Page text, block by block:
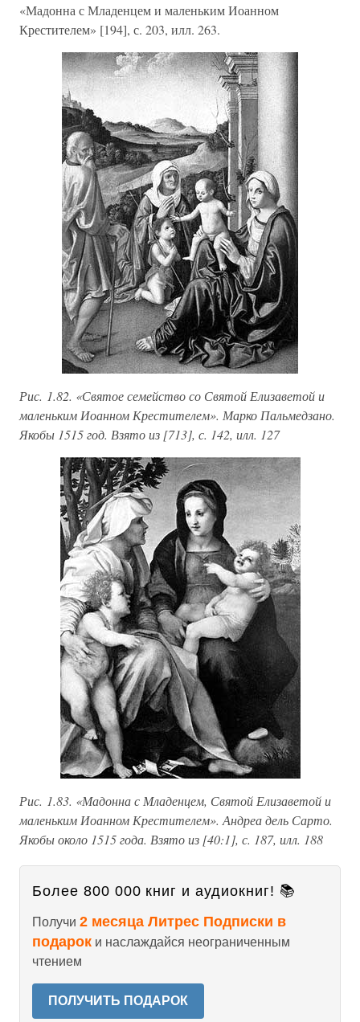
«Мадонна с Младенцем и маленьким Иоанном
Крестителем» [194], с. 203, илл. 263.
Рис. 1.82. «Святое семейство со Святой Елизаветой и
маленьким Иоанном Крестителем». Марко Пальмедзано.
Якобы 1515 год. Взято из [713], с. 142, илл. 127
Рис. 1.83. «Мадонна с Младенцем, Святой Елизаветой и
маленьким Иоанном Крестителем». Андреа дель Сарто.
Якобы около 1515 года. Взято из [40:1], с. 187, илл. 188
Более 800 000 книг и аудиокниг! 📚
Получи 2 месяца Литрес Подписки в
подарок и наслаждайся неограниченным
чтением
ПОЛУЧИТЬ ПОДАРОК